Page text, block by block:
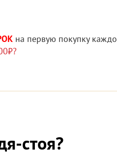
на первую покупку
стоя?